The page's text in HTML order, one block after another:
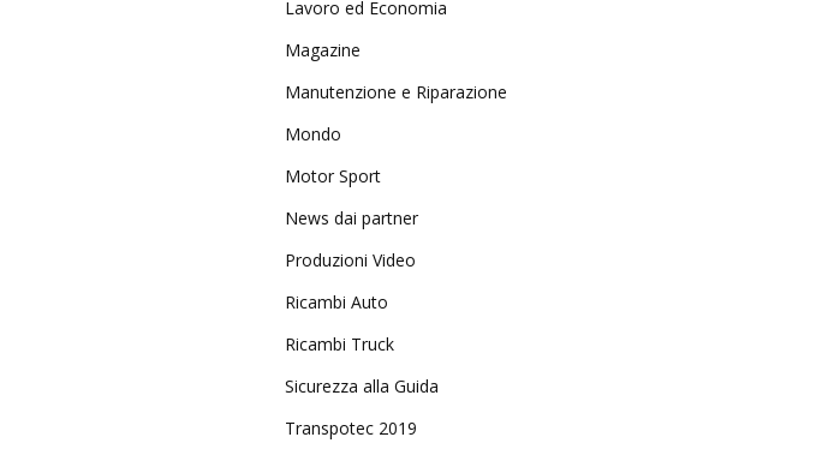
Lavoro ed Economia
Magazine
Manutenzione e Riparazione
Mondo
Motor Sport
News dai partner
Produzioni Video
Ricambi Auto
Ricambi Truck
Sicurezza alla Guida
Transpotec 2019